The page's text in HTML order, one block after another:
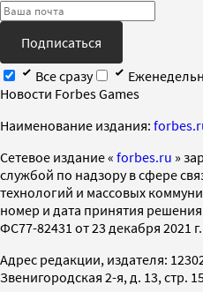
Подписаться
Все сразу
Новости Forbes Games
Наименование издания:
Cетевое издание « forbes.ru »
службой по надзору в сфере
технологий и массовых
номер и дата принятия
ФС77-82431 от 23 декабря 2021 г.
Адрес редакции, издателя:
Звенигородская 2-я, д. 13, стр.